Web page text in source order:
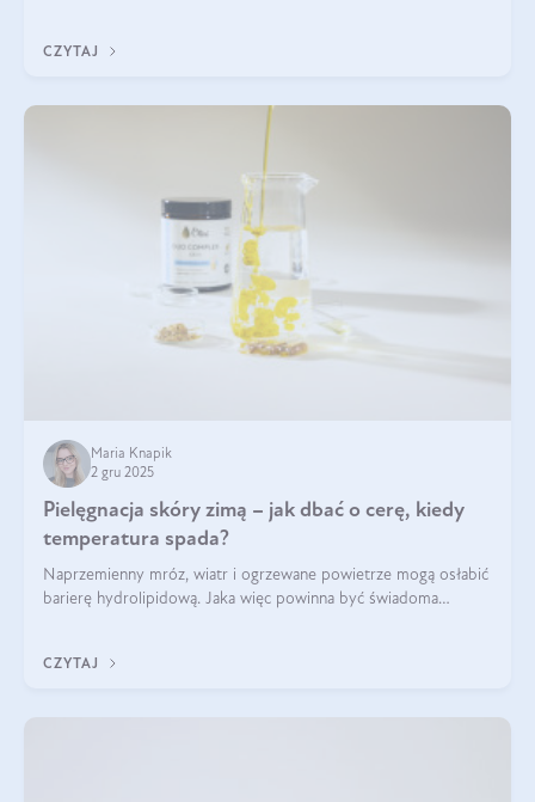
CZYTAJ
Maria Knapik
2 gru 2025
Pielęgnacja skóry zimą – jak dbać o cerę, kiedy
temperatura spada?
Naprzemienny mróz, wiatr i ogrzewane powietrze mogą osłabić
barierę hydrolipidową. Jaka więc powinna być świadoma
CZYTAJ